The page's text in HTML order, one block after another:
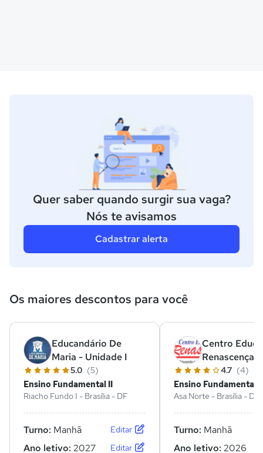
Quer saber quando surgir sua vaga?
Nós te avisamos
Cadastrar alerta
Os maiores descontos para você
Educandário De
Maria - Unidade I
5.0 (5)
Ensino Fundamental II
Riacho Fundo I - Brasília - DF
Turno: Manhã Editar
Ano letivo: 2027
Editar
Centro
Renascença
4.7 (4)
Ensino Fundamental II
Asa Norte - Brasília - DF
Turno: Manhã
Ano letivo: 2026